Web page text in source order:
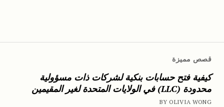
قصص مميزة
كيفية فتح حسابات بنكية لشركات ذات مسؤولية
محدودة (LLC) في الولايات المتحدة لغير المقيمين
BY OLIVIA WONG